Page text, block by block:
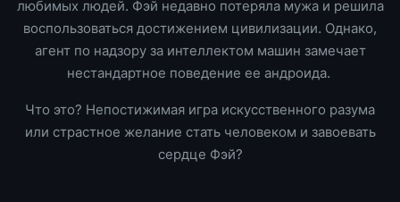
любимых людей. Фэй недавно потеряла мужа и решила
воспользоваться достижением цивилизации. Однако,
агент по надзору за интеллектом машин замечает
нестандартное поведение ее андроида.
Что это? Непостижимая игра искусственного разума
или страстное желание стать человеком и завоевать
сердце Фэй?